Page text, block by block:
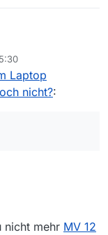
Laptop
nicht?:
nicht mehr MV 12